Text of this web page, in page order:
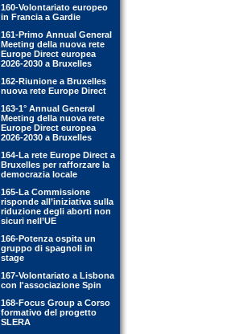
160-Volontariato europeo
in Francia a Gardie
161-Primo Annual General
Meeting della nuova rete
Europe Direct europea
2026-2030 a Bruxelles
162-Riunione a Bruxelles
nuova rete Europe Direct
163-1° Annual General
Meeting della nuova rete
Europe Direct europea
2026-2030 a Bruxelles
164-La rete Europe Direct a
Bruxelles per rafforzare la
democrazia locale
165-La Commissione
risponde all’iniziativa sulla
riduzione degli aborti non
sicuri nell’UE
166-Potenza ospita un
gruppo di spagnoli in
stage
167-Volontariato a Lisbona
con l'associazione Spin
168-Focus Group a Corso
formativo del progetto
SLERA